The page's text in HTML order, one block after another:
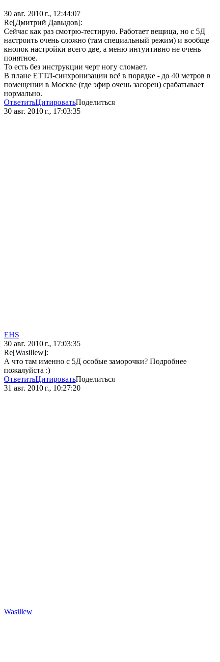
30 авг. 2010 г., 12:44:07
Re[Дмитрий Давыдов]:
Сейчас как раз смотрю-тестирую. Работает вещица, но с 5Д
настроить очень сложно (там специальный режим) и вообще
кнопок настройки всего две, а меню интуитивно не очень
понятное.
То есть без инструкции черт ногу сломает.
В плане ЕТТЛ-синхронизации всё в порядке - до 40 метров в
помещении в Москве (где эфир очень засорен) срабатывает
нормально.
ОтветитьЦитироватьПоделиться
30 авг. 2010 г., 17:03:35
EHS
30 авг. 2010 г., 17:03:35
Re[Wasillew]:
А что там именно с 5Д особые заморочки? Подробнее
пожалуйста :)
ОтветитьЦитироватьПоделиться
31 авг. 2010 г., 10:27:20
Wasillew